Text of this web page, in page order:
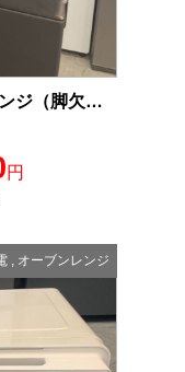
SHARP 2025年製 オーブンレンジ（脚欠品） 中古品販売
円
, オーブンレンジ